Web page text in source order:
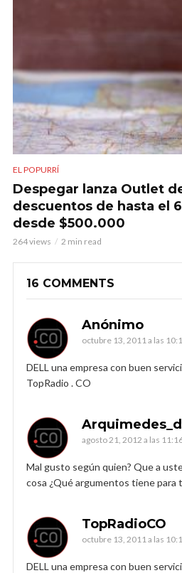
EL POPURRÍ
Despegar lanza Outlet
descuentos de hasta el
desde $500.000
264 views 2 min read
16 COMMENTS
Anónimo
octubre 13, 2011 a las
DELL una empresa con buen
TopRadio . CO
agosto 21, 2012 a las
Mal gusto según quien? Que a
cosa ¿Qué argumentos tiene para
TopRadioCO
octubre 13, 2011 a las
DELL una empresa con buen